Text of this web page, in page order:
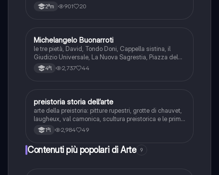
2ªm 901 20
Arte
Michelangelo Buonarroti
le tre pietà, David, Tondo Doni, Cappella sistina, il
Giudizio Universale, La Nuova Sagrestia, Piazza del
Campidoglio e Basilica di San Pietro
4ªl 2,737 44
Arte
preistoria storia dell’arte
arte della preistoria: pitture rupestri, grotte di chauvet,
laugheux, val camonica, scultura preistorica e le prime
forme di architettura
1ªl 2,984 49
Contenuti più popolari di Arte 9